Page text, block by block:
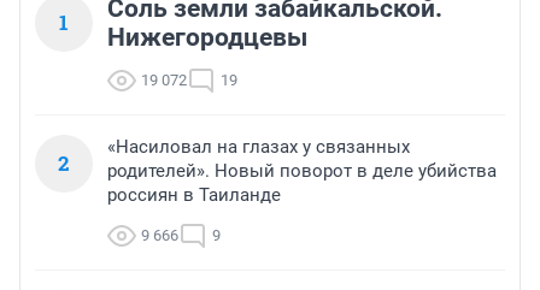
1
Соль земли забайкальской.
Нижегородцевы
19 072 19
2
«Насиловал на глазах у связанных
родителей». Новый поворот в деле убийства
россиян в Таиланде
9 666 9